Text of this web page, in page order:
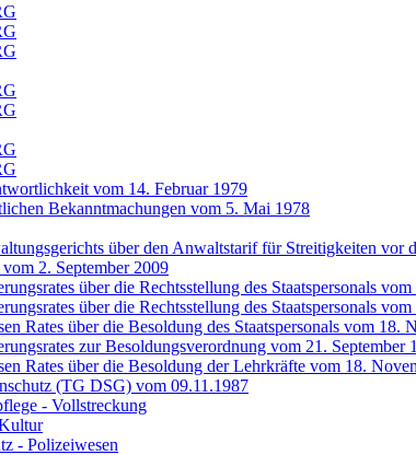
vom 14. Februar 1979
Bekanntmachungen vom 5. Mai 1978
über den Anwaltstarif für Streitigkeiten
2. September 2009
über die Rechtsstellung des Staatspersonals
über die Rechtsstellung des Staatspersonals
Rates über die Besoldung des Staatspersonals vom 18.
zur Besoldungsverordnung vom 21. September
Rates über die Besoldung der Lehrkräfte vom 18.
(TG DSG) vom 09.11.1987
- Vollstreckung
- Polizeiwesen